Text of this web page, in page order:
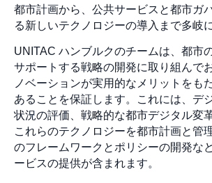
都市計画から、公共サービスと都市ガ
る新しいテクノロジーの導入まで多岐
UNITAC ハンブルクのチームは、都市
サポートする戦略の開発に取り組んで
ノベーションが実用的なメリットをも
あることを保証します。これには、デ
状況の評価、戦略的な都市デジタル変
これらのテクノロジーを都市計画と管
のフレームワークとポリシーの開発な
ービスの提供が含まれます。